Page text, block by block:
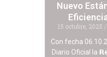
Nuevo
15 octubre, 2025
Con fecha
Diario Oficial la